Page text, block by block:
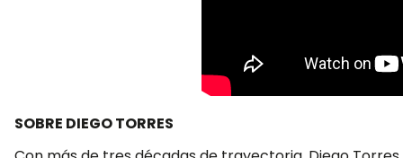
SOBRE DIEGO TORRES